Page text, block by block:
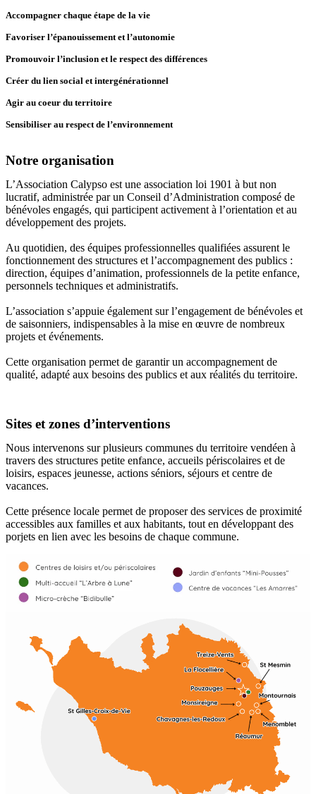
Accompagner chaque étape de la vie
Favoriser l’épanouissement et l’autonomie
Promouvoir l’inclusion et le respect des différences
Créer du lien social et intergénérationnel
Agir au coeur du territoire
Sensibiliser au respect de l’environnement
Notre organisation
L’Association Calypso est une association loi 1901 à but non
lucratif, administrée par un Conseil d’Administration composé de
bénévoles engagés, qui participent activement à l’orientation et au
développement des projets.
Au quotidien, des équipes professionnelles qualifiées assurent le
fonctionnement des structures et l’accompagnement des publics :
direction, équipes d’animation, professionnels de la petite enfance,
personnels techniques et administratifs.
L’association s’appuie également sur l’engagement de bénévoles et
de saisonniers, indispensables à la mise en œuvre de nombreux
projets et événements.
Cette organisation permet de garantir un accompagnement de
qualité, adapté aux besoins des publics et aux réalités du territoire.
Sites et zones d’interventions
Nous intervenons sur plusieurs communes du territoire vendéen à
travers des structures petite enfance, accueils périscolaires et de
loisirs, espaces jeunesse, actions séniors, séjours et centre de
vacances.
Cette présence locale permet de proposer des services de proximité
accessibles aux familles et aux habitants, tout en développant des
porjets en lien avec les besoins de chaque commune.